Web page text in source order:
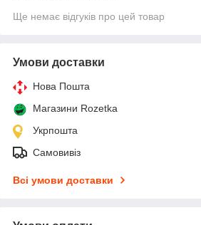
Ще немає відгуків про цей товар
Умови доставки
Нова Пошта
Магазини Rozetka
Укрпошта
Самовивіз
Всі умови доставки